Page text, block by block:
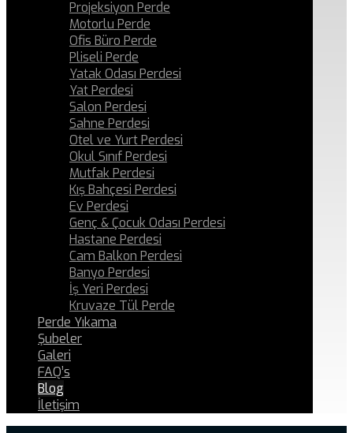
Projeksiyon Perde
Motorlu Perde
Ofis Büro Perde
Pliseli Perde
Yatak Odası Perdesi
Yat Perdesi
Salon Perdesi
Sahne Perdesi
Otel ve Yurt Perdesi
Okul Sınıf Perdesi
Mutfak Perdesi
Kış Bahçesi Perdesi
Ev Perdesi
Genç & Çocuk Odası Perdesi
Hastane Perdesi
Cam Balkon Perdesi
Banyo Perdesi
İş Yeri Perdesi
Kruvaze Tül Perde
Perde Yıkama
Şubeler
Galeri
FAQ’s
Blog
İletişim